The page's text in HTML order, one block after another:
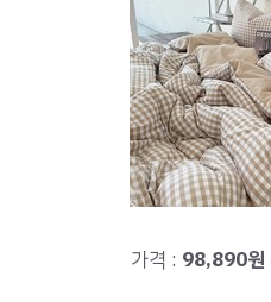
가격 : 98,890원